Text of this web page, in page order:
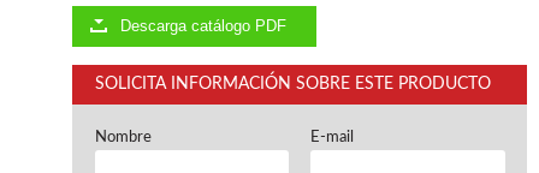
Aspiradores industriales
Astilladoras
Cepilladoras - Combinadas
Escuadradoras - Tupis
Descarga catálogo PDF
SOLICITA INFORMACIÓN SOBRE ESTE PRODUCTO
Nombre E-mail